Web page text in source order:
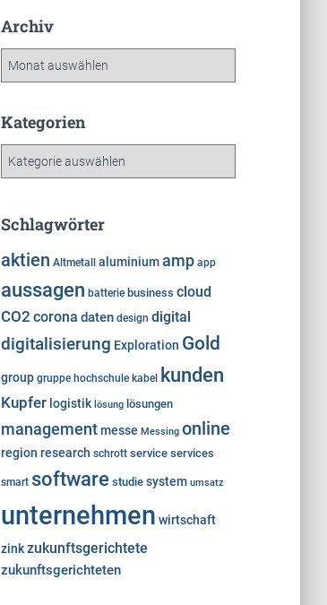
Archiv
h
Kategorien
g
i
e
Schlagwörter
aktien Altmetall aluminium amp app
aussagen batterie business cloud
CO2 corona daten design digital
digitalisierung Exploration Gold
group gruppe hochschule kabel kunden
Kupfer logistik lösung lösungen
management messe Messing online
region research schrott service services
smart software studie system umsatz
unternehmen wirtschaft
zink zukunftsgerichtete
zukunftsgerichteten